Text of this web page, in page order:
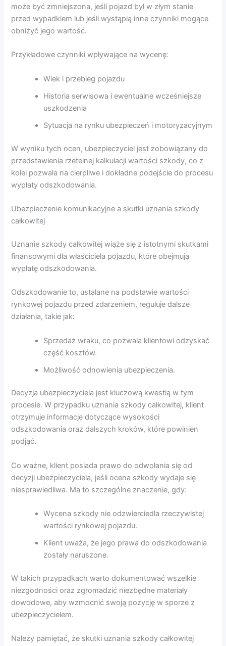
może być zmniejszona, jeśli pojazd był w złym stanie
przed wypadkiem lub jeśli wystąpią inne czynniki mogące
obniżyć jego wartość.
Przykładowe czynniki wpływające na wycenę:
Wiek i przebieg pojazdu
Historia serwisowa i ewentualne wcześniejsze
uszkodzenia
Sytuacja na rynku ubezpieczeń i motoryzacyjnym
W wyniku tych ocen, ubezpieczyciel jest zobowiązany do
przedstawienia rzetelnej kalkulacji wartości szkody, co z
kolei pozwala na cierpliwe i dokładne podejście do procesu
wypłaty odszkodowania.
Ubezpieczenie komunikacyjne a skutki uznania szkody
całkowitej
Uznanie szkody całkowitej wiąże się z istotnymi skutkami
finansowymi dla właściciela pojazdu, które obejmują
wypłatę odszkodowania.
Odszkodowanie to, ustalane na podstawie wartości
rynkowej pojazdu przed zdarzeniem, reguluje dalsze
działania, takie jak:
Sprzedaż wraku, co pozwala klientowi odzyskać
część kosztów.
Możliwość odnowienia ubezpieczenia.
Decyzja ubezpieczyciela jest kluczową kwestią w tym
procesie. W przypadku uznania szkody całkowitej, klient
otrzymuje informacje dotyczące wysokości
odszkodowania oraz dalszych kroków, które powinien
podjąć.
Co ważne, klient posiada prawo do odwołania się od
decyzji ubezpieczyciela, jeśli ocena szkody wydaje się
niesprawiedliwa. Ma to szczególne znaczenie, gdy:
Wycena szkody nie odzwierciedla rzeczywistej
wartości rynkowej pojazdu.
Klient uważa, że jego prawa do odszkodowania
zostały naruszone.
W takich przypadkach warto dokumentować wszelkie
niezgodności oraz zgromadzić niezbędne materiały
dowodowe, aby wzmocnić swoją pozycję w sporze z
ubezpieczycielem.
Należy pamiętać, że skutki uznania szkody całkowitej